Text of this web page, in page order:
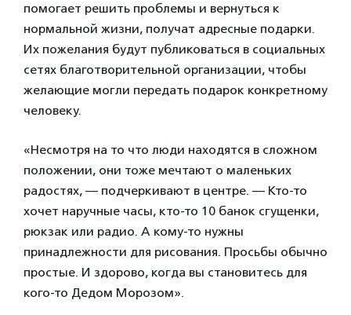
помогает решить проблемы и вернуться к
нормальной жизни, получат адресные подарки.
Их пожелания будут публиковаться в социальных
сетях благотворительной организации, чтобы
желающие могли передать подарок конкретному
человеку.
«Несмотря на то что люди находятся в сложном
положении, они тоже мечтают о маленьких
радостях, — подчеркивают в центре. — Кто-то
хочет наручные часы, кто-то 10 банок сгущенки,
рюкзак или радио. А кому-то нужны
принадлежности для рисования. Просьбы обычно
простые. И здорово, когда вы становитесь для
кого-то Дедом Морозом».